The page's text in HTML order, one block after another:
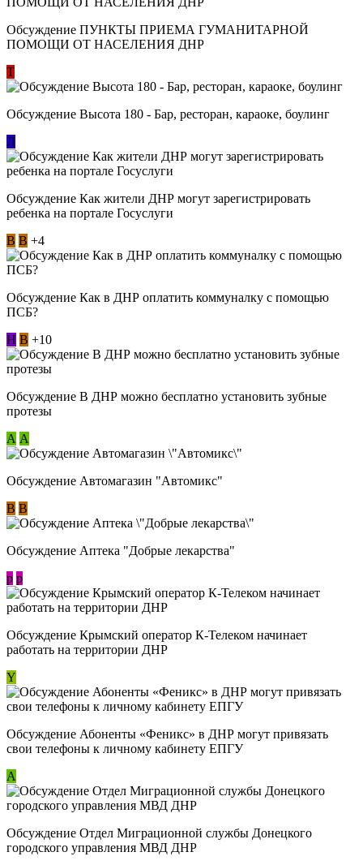
Обсуждение ​ПУНКТЫ ПРИЕМА ГУМАНИТАРНОЙ
ПОМОЩИ ОТ НАСЕЛЕНИЯ ДНР
Т
Обсуждение Высота 180 - Бар, ресторан, караоке, боулинг
Л
Обсуждение Как жители ДНР могут зарегистрировать
ребенка на портале Госуслуги
В В +4
Обсуждение Как в ДНР оплатить коммуналку с помощью
ПСБ?
Н В +10
Обсуждение В ДНР можно бесплатно установить зубные
протезы
А А
Обсуждение Автомагазин "Автомикс"
В В
Обсуждение Аптека "Добрые лекарства"
p p
Обсуждение Крымский оператор К-Телеком начинает
работать на территории ДНР
Y
Обсуждение ​Абоненты «Феникс» в ДНР могут привязать
свои телефоны к личному кабинету ЕПГУ
А
Обсуждение Отдел Миграционной службы Донецкого
городского управления МВД ДНР